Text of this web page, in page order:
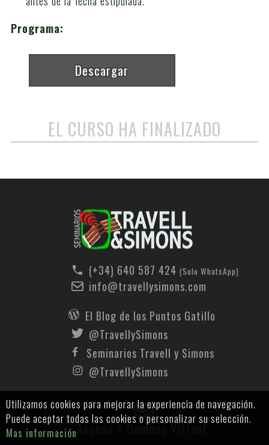
Utilizamos cookies para mejorar la experiencia de navegación.
Puede aceptar todas las cookies o personalizar su selección.
Mas información
Programa:
Descargar
EL CURSO HA FINALIZADO
(+34) 640 587 424 (Solo WhatsApp)
info@travellysimons.com
El Blog de los Puntos Gatillo
@TravellySimons
Seminarios Travell y Simons
@TravellySimons
Acceso a Campus Virtual